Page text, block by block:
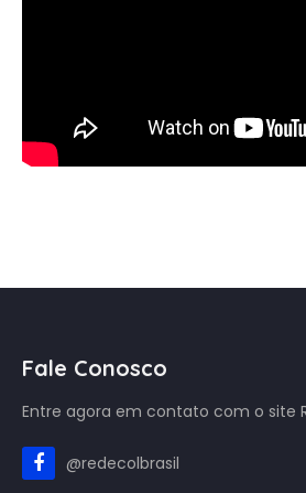
Fale Conosco
Entre agora em contato com o site
@redecolbrasil